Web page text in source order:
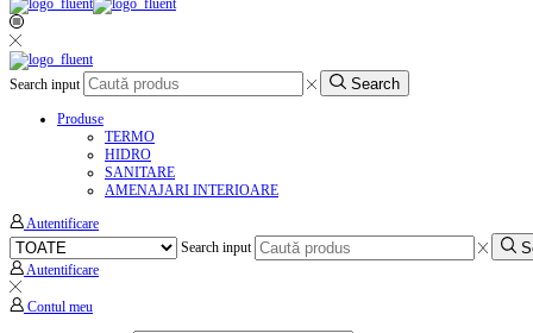
Search input Search
Produse
TERMO
HIDRO
SANITARE
AMENAJARI INTERIOARE
Autentificare
Search input
Autentificare
Contul meu